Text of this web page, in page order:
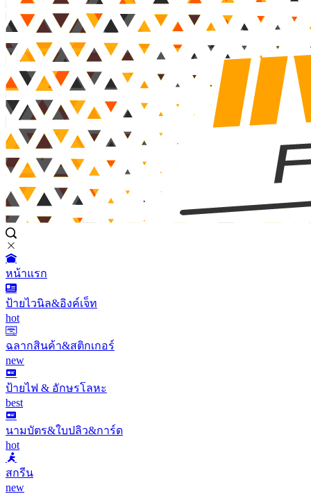
หน้าแรก
ป้ายไวนิล&อิงค์เจ็ท
hot
ฉลากสินค้า&สติกเกอร์
new
ป้ายไฟ & อักษรโลหะ
best
นามบัตร&ใบปลิว&การ์ด
hot
สกรีน
new